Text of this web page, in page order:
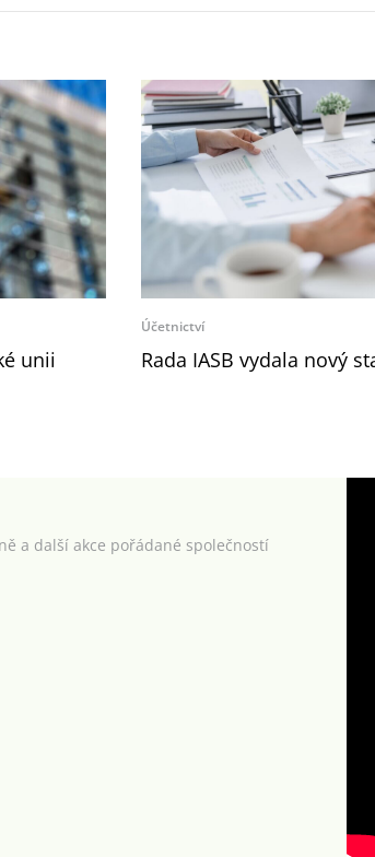
unii
Účetnictví
Rada IASB vydala nový
a další akce pořádané společností